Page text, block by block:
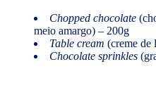
Chopped chocolate
meio amargo) – 200g
Table cream (creme de
Chocolate sprinkles